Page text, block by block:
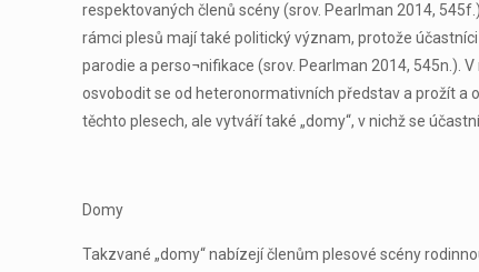
respektovaných členů scény (srov. Pearlman 2014,
rámci plesů mají také politický význam, protože
parodie a perso¬nifikace (srov. Pearlman 2014, 545n.).
osvobodit se od heteronormativních představ a prožít a
těchto plesech, ale vytváří také „domy“, v nichž se
Domy
Takzvané „domy“ nabízejí členům plesové scény